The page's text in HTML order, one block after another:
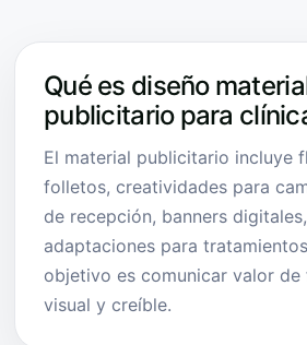
Qué es diseño
publicitario para
El material publicitario incluye
folletos, creatividades para
de recepción, banners
adaptaciones para
objetivo es comunicar valor de
visual y creíble.